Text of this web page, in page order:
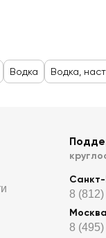
Водка Водка,
8 (812)
8 (495)